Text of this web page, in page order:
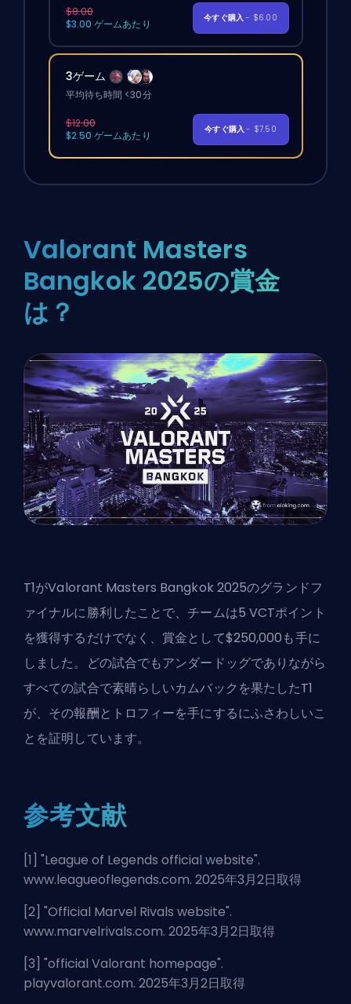
$8.00
$3.00 ゲームあたり
今すぐ購入- $6.00
3ゲーム
平均待ち時間 <30分
$12.00
$2.50 ゲームあたり
今すぐ購入- $7.50
Valorant Masters
Bangkok 2025の賞金
は？
T1がValorant Masters Bangkok 2025のグランドフ
ァイナルに勝利したことで、チームは5 VCTポイント
を獲得するだけでなく、賞金として$250,000も手に
しました。どの試合でもアンダードッグでありながら
すべての試合で素晴らしいカムバックを果たしたT1
が、その報酬とトロフィーを手にするにふさわしいこ
とを証明しています。
参考文献
[1] "League of Legends official website".
www.leagueoflegends.com. 2025年3月2日取得
[2] "Official Marvel Rivals website".
www.marvelrivals.com. 2025年3月2日取得
[3] "official Valorant homepage".
playvalorant.com. 2025年3月2日取得